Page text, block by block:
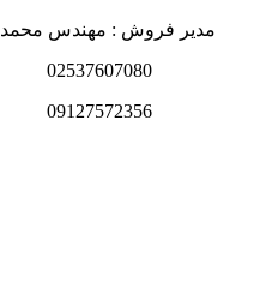
مدیر فروش : مهندس
02537607080
09127572356